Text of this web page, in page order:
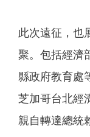
此次遠征，也
聚。包括經濟
縣政府教育處
芝加哥台北經
親自轉達總統